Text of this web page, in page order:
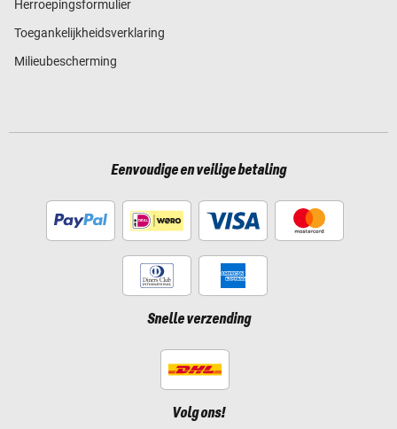
Herroepingsformulier
Toegankelijkheidsverklaring
Milieubescherming
Eenvoudige en veilige betaling
Snelle verzending
Volg ons!